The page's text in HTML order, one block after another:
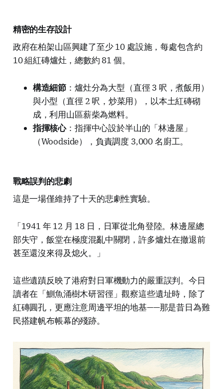
精密的生存設計
政府在柏架山區興建了至少 10 處設施，每處包含約
10 組紅磚爐灶，總數約 81 個。
構造細節 ：爐灶分為大型（直徑 3 呎，煮飯用）
與小型（直徑 2 呎，炒菜用），以本土紅磚砌
成，利用山區薪柴為燃料。
指揮核心：指揮中心設於半山的「林邊屋」
（Woodside），負責調度 3,000 名廚工。
戰略誤判的悲劇
這是一場僅維持了十天的悲劇性實驗。
「1941 年 12 月 18 日，日軍從北角登陸。林邊屋總
部失守，飯堂在極度混亂中關閉，許多爐灶在撤退前
甚至還沒來得及熄火。」
這些遺蹟反映了港府對日軍機動力的嚴重誤判。今日
讀者在「鰂魚涌樹木研習徑」觀察這些遺址時，除了
紅磚圓孔，更應注意周邊平坦的地基——那是昔日為難
民搭建帆布帳幕的殘跡。